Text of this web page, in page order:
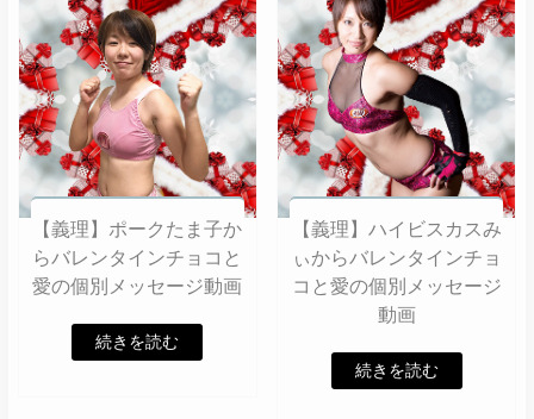
【義理】ポークたま子か
らバレンタインチョコと
愛の個別メッセージ動画
続きを読む
【義理】ハイビスカスみ
ぃからバレンタインチョ
コと愛の個別メッセージ
動画
続きを読む